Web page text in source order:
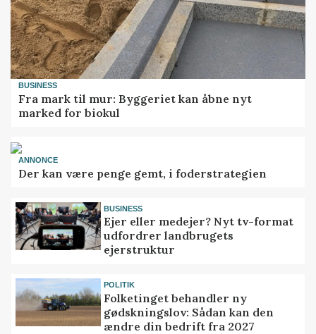
BUSINESS
Fra mark til mur: Byggeriet kan åbne nyt
marked for biokul
ANNONCE
Der kan være penge gemt, i foderstrategien
BUSINESS
Ejer eller medejer? Nyt tv-format
udfordrer landbrugets
ejerstruktur
POLITIK
Folketinget behandler ny
gødskningslov: Sådan kan den
ændre din bedrift fra 2027